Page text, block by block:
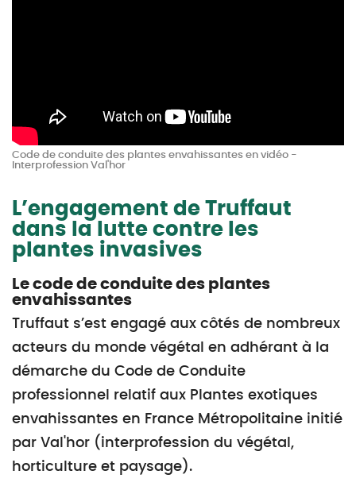
Code de conduite des plantes envahissantes en vidéo -
Interprofession Val'hor
L’engagement de Truffaut
dans la lutte contre les
plantes invasives
Le code de conduite des plantes
envahissantes
Truffaut s’est engagé aux côtés de nombreux
acteurs du monde végétal en adhérant à la
démarche du Code de Conduite
professionnel relatif aux Plantes exotiques
envahissantes en France Métropolitaine initié
par Val'hor (interprofession du végétal,
horticulture et paysage).